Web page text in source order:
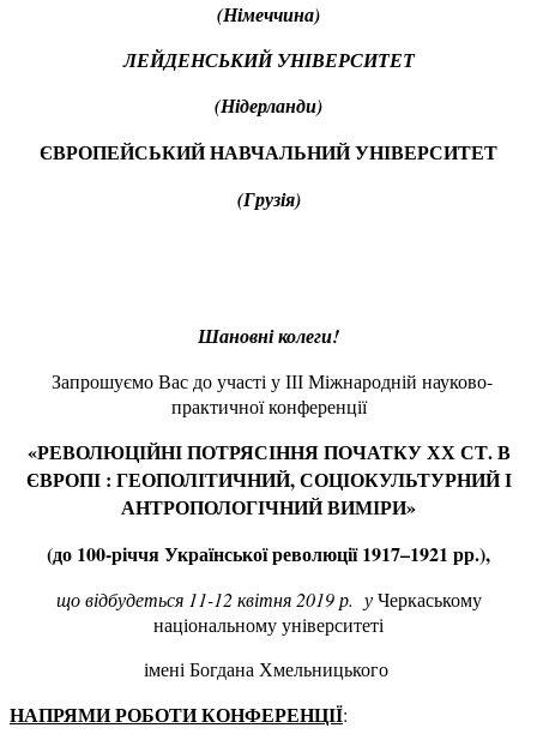
(Німеччина)
ЛЕЙДЕНСЬКИЙ УНІВЕРСИТЕТ
(Нідерланди)
ЄВРОПЕЙСЬКИЙ НАВЧАЛЬНИЙ УНІВЕРСИТЕТ
(Грузія)
Шановні колеги!
Запрошуємо Вас до участі у ІІІ Міжнародній науково-
практичної конференції
«РЕВОЛЮЦІЙНІ ПОТРЯСІННЯ ПОЧАТКУ ХХ СТ. В
ЄВРОПІ : ГЕОПОЛІТИЧНИЙ, СОЦІОКУЛЬТУРНИЙ І
АНТРОПОЛОГІЧНИЙ ВИМІРИ»
(до 100-річчя Української революції 1917–1921 рр.),
що відбудеться 11-12 квітня 2019р. уЧеркаському
національному університеті
імені Богдана Хмельницького
НАПРЯМИРОБОТИ КОНФЕРЕНЦІЇ: